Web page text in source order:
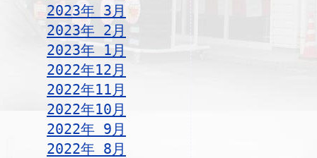
2023年 3月
2023年 2月
2023年 1月
2022年12月
2022年11月
2022年10月
2022年 9月
2022年 8月